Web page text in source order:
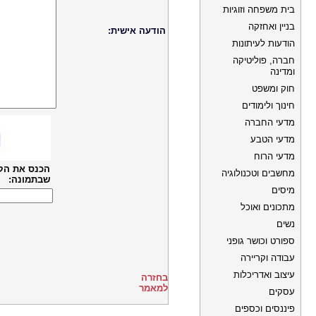
הודעה אישית:
הכנס את
שבתמונה:
בחזרה
למאמר
בית משפחה וזוגיות
בניין ואחזקה
הודעות לעיתונות
חברה, פוליטיקה
ומדינה
חוק ומשפט
חינוך ולימודים
מדעי החברה
מדעי הטבע
מדעי הרוח
מחשבים וטכנולוגיה
מיסים
מתכונים ואוכל
נשים
ספורט וכושר גופני
עבודה וקריירה
עיצוב ואדריכלות
עסקים
פיננסים וכספים